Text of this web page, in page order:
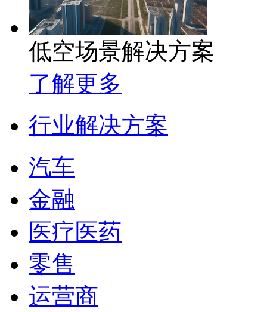
低空场景解决方案
了解更多
行业解决方案
汽车
金融
医疗医药
零售
运营商